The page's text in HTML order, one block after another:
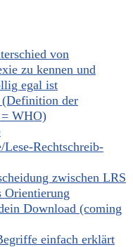
von
zu kennen und
egal ist
(Definition der
= WHO)
Lese-Rechtschreib-
zwischen LRS
Orientierung
Download (coming
einfach erklärt